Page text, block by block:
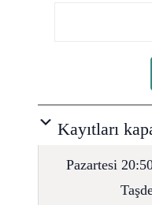
Kayıtları
Pazartesi